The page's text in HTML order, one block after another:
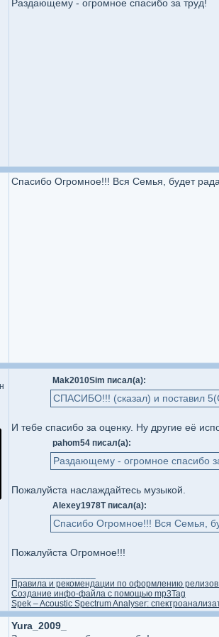
Раздающему - огромное спасибо за труд!
Спасибо Огромное!!! Вся Семья, будет
Mak2010Sim писал(а):
СПАСИБО!!! (сказал) и поставил
И тебе спасибо за оценку. Ну другие её
pahom54 писал(а):
Раздающему - огромное спасибо
Пожалуйста наслаждайтесь музыкой.
Alexey1978T писал(а):
Спасибо Огромное!!! Вся Семья,
Пожалуйста Огромное!!!
Правила и рекомендации по оформлению
Создание инфо-файлa с помощью mp3Tag
Spek – Acoustic Spectrum Analyser:
Yura_2009_